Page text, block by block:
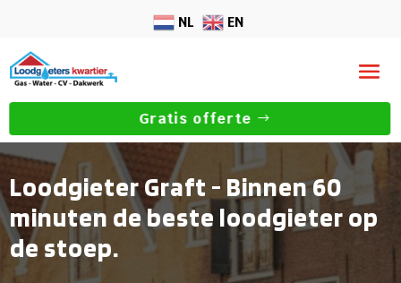
NL EN
Gratis offerte
Loodgieter Graft - Binnen 60
minuten de beste loodgieter op
de stoep.